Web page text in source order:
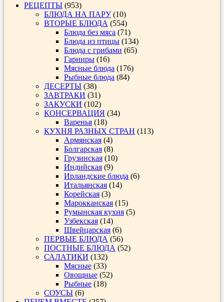
РЕЦЕПТЫ (953)
БЛЮДА НА ПАРУ(10)
ВТОРЫЕ БЛЮДА (554)
Блюда без мяса (71)
Блюда из птицы (134)
Блюда с грибами (65)
Гарниры (16)
Мясные блюда (176)
Рыбные блюда (84)
ДЕСЕРТЫ (38)
ЗАВТРАКИ (31)
ЗАКУСКИ (102)
КОНСЕРВАЦИЯ (34)
Варенья (18)
КУХНЯ РАЗНЫХ СТРАН (113)
Армянская (4)
Болгарская (8)
Грузинская (10)
Индийская (9)
Ирландские блюда (6)
Итальянская (14)
Корейская (3)
Марокканская (15)
Румынская кухня (5)
Узбекская (14)
Швейцарская (6)
ПЕРВЫЕ БЛЮДА (56)
ПОСТНЫЕ БЛЮДА (52)
САЛАТИКИ (132)
Мясные (33)
Овощные (52)
Рыбные (18)
СОУСЫ (6)